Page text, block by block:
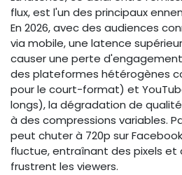
flux, est l'un des principaux
En 2026, avec des audiences
via mobile, une latence
causer une perte d'engagement
des plateformes hétérogènes
pour le court-format) et
longs), la dégradation de
à des compressions variables.
peut chuter à 720p sur
fluctue, entraînant des pixels et
frustrent les viewers.